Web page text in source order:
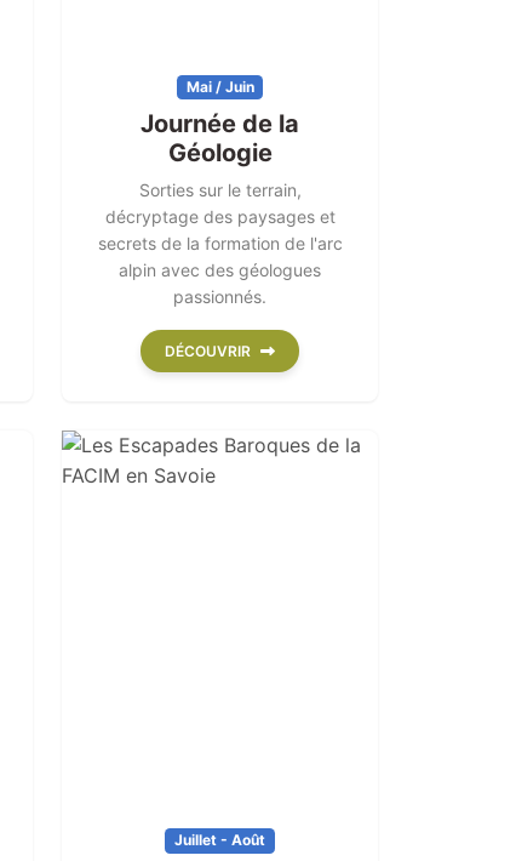
Mai / Juin
Journée de la
Géologie
Sorties sur le terrain,
décryptage des paysages et
secrets de la formation de l'arc
alpin avec des géologues
passionnés.
DÉCOUVRIR
Juillet - Août